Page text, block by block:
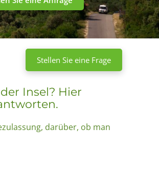
Stellen Sie eine Frage
Insel? Hier
darüber, ob man